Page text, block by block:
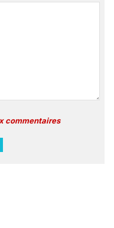
commentaires